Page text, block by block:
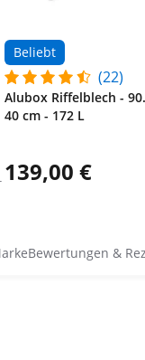
Beliebt
(22)
Alubox Riffelblech -
40 cm - 172 L
139,00 €
Bewertungen &